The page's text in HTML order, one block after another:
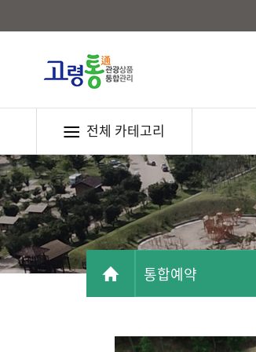
전체 카테고리
통합예약